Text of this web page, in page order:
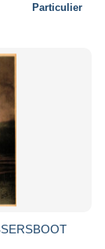
Particulier